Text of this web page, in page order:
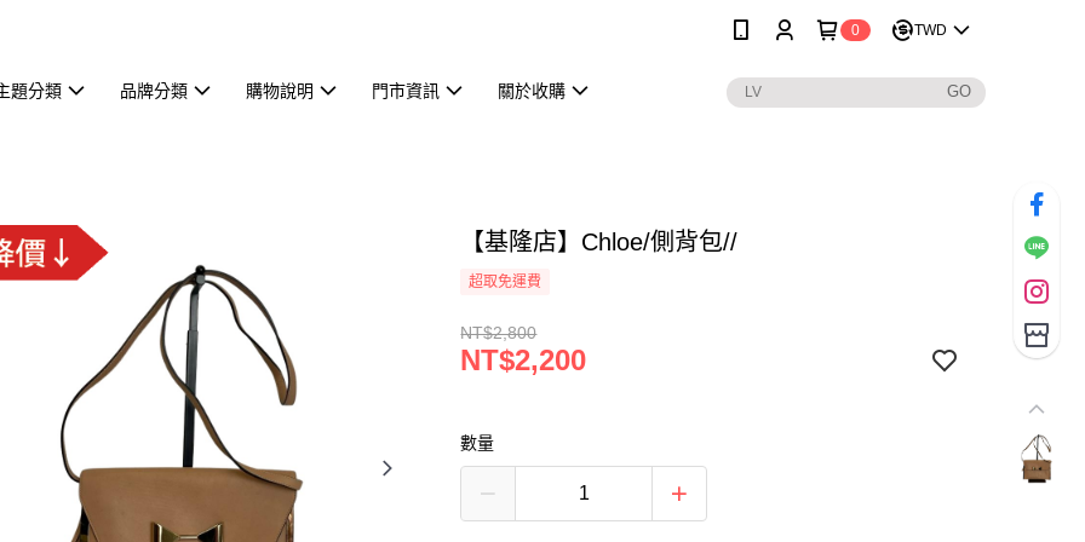
0 TWD
題分類 品牌分類 購物說明 門市資訊 關於收購
【基隆店】Chloe/側背包//
超取免運費
NT$2,800
NT$2,200
數量